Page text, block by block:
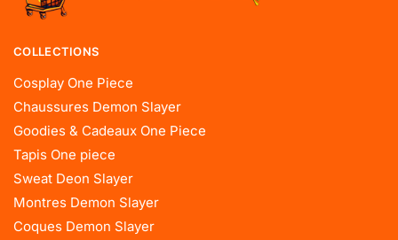
COLLECTIONS
Cosplay One Piece
Chaussures Demon Slayer
Goodies & Cadeaux One Piece
Tapis One piece
Sweat Deon Slayer
Montres Demon Slayer
Coques Demon Slayer